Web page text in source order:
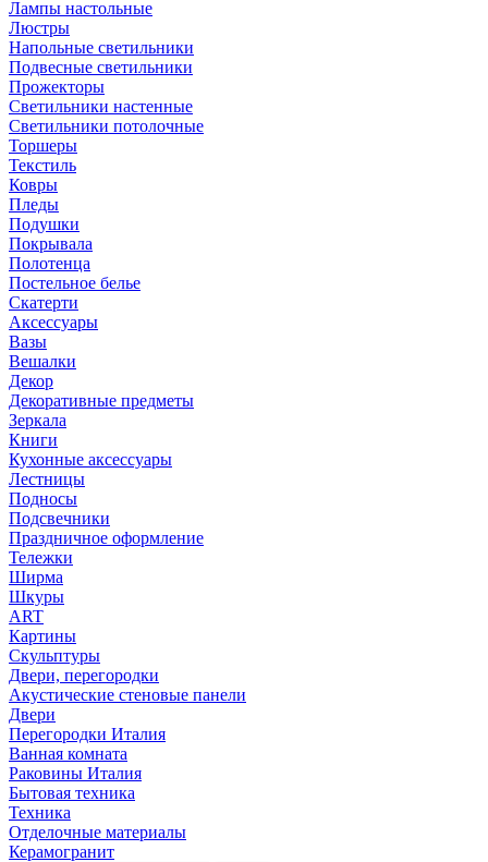
Лампы настольные
Люстры
Напольные светильники
Подвесные светильники
Прожекторы
Светильники настенные
Светильники потолочные
Торшеры
Текстиль
Ковры
Пледы
Подушки
Покрывала
Полотенца
Постельное белье
Скатерти
Аксессуары
Вазы
Вешалки
Декор
Декоративные предметы
Зеркала
Книги
Кухонные аксессуары
Лестницы
Подносы
Подсвечники
Праздничное оформление
Тележки
Ширма
Шкуры
ART
Картины
Скульптуры
Двери, перегородки
Акустические стеновые панели
Двери
Перегородки Италия
Ванная комната
Раковины Италия
Бытовая техника
Техника
Отделочные материалы
Керамогранит